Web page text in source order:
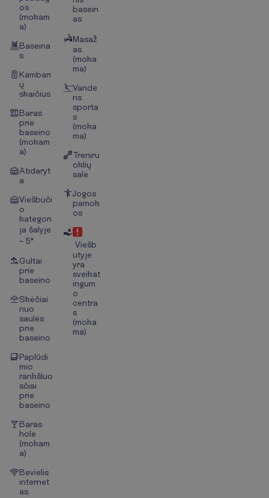
os
(mokam
a)
Baseina
s
Kambari
ų
skaičius
Baras
prie
baseino
(mokam
a)
Atidaryt
a
Viešbuči
o
kategori
ja šalyje
– 5*
Gultai
prie
baseino
Skėčiai
nuo
saulės
prie
baseino
Paplūdi
mio
rankšluo
sčiai
prie
baseino
Baras
hole
(mokam
a)
Bevielis
internet
as
basein
as
Masaž
as
(moka
ma)
Vande
ns
sporta
s
(moka
ma)
Treniru
oklių
salė
Jogos
pamok
os
Viešb
utyje
yra
sveikat
ingum
o
centra
s
(moka
ma)